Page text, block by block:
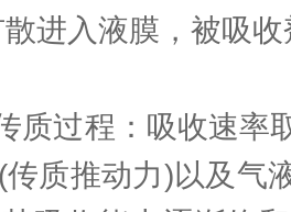
进入液膜，被吸
过程：吸收速率
质推动力)以及气